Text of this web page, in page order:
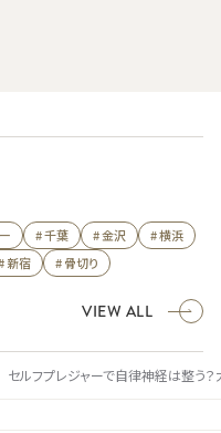
# 千葉 # 金沢
# 横浜
新宿 # 骨切り
VIEW ALL
セルフプレジャーで自律神経は整う